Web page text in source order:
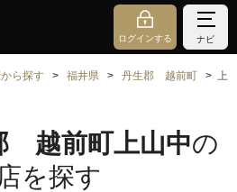
ログインする ナビ
ら探す 福井県 丹生郡 越前町
上
越前町上山中の
を探す